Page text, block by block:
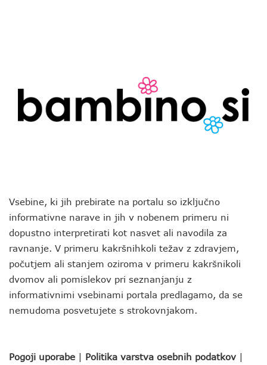
Vsebine, ki jih prebirate na portalu so izključno
informativne narave in jih v nobenem primeru ni
dopustno interpretirati kot nasvet ali navodila za
ravnanje. V primeru kakršnihkoli težav z zdravjem,
počutjem ali stanjem oziroma v primeru kakršnikoli
dvomov ali pomislekov pri seznanjanju z
informativnimi vsebinami portala predlagamo, da se
nemudoma posvetujete s strokovnjakom.
Pogoji uporabe | Politika varstva osebnih podatkov |